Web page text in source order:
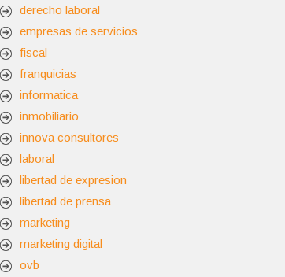
derecho laboral
empresas de servicios
fiscal
franquicias
informatica
inmobiliario
innova consultores
laboral
libertad de expresion
libertad de prensa
marketing
marketing digital
ovb